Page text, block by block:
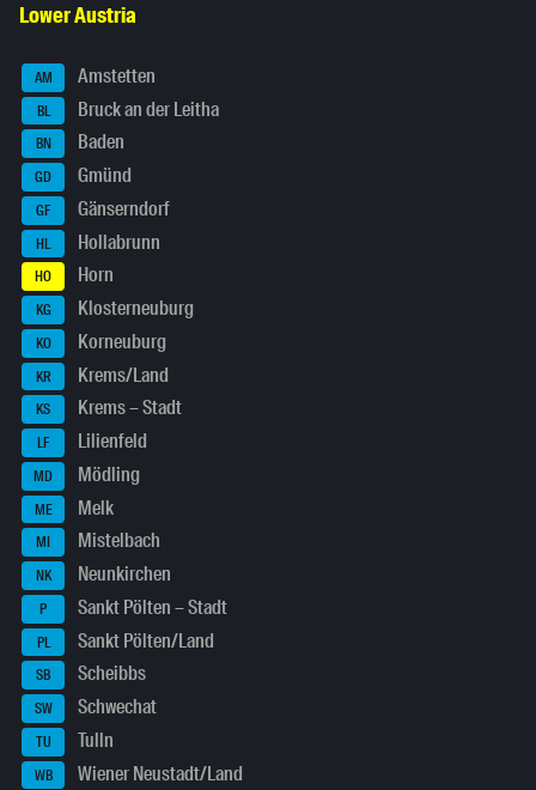
Lower Austria
AM Amstetten
BL Bruck an der Leitha
BN Baden
GD Gmünd
GF Gänserndorf
HL Hollabrunn
HO Horn
KG Klosterneuburg
KO Korneuburg
KR Krems/Land
KS Krems – Stadt
LF Lilienfeld
MD Mödling
ME Melk
MI Mistelbach
NK Neunkirchen
P Sankt Pölten – Stadt
PL Sankt Pölten/Land
SB Scheibbs
SW Schwechat
TU Tulln
WB Wiener Neustadt/Land